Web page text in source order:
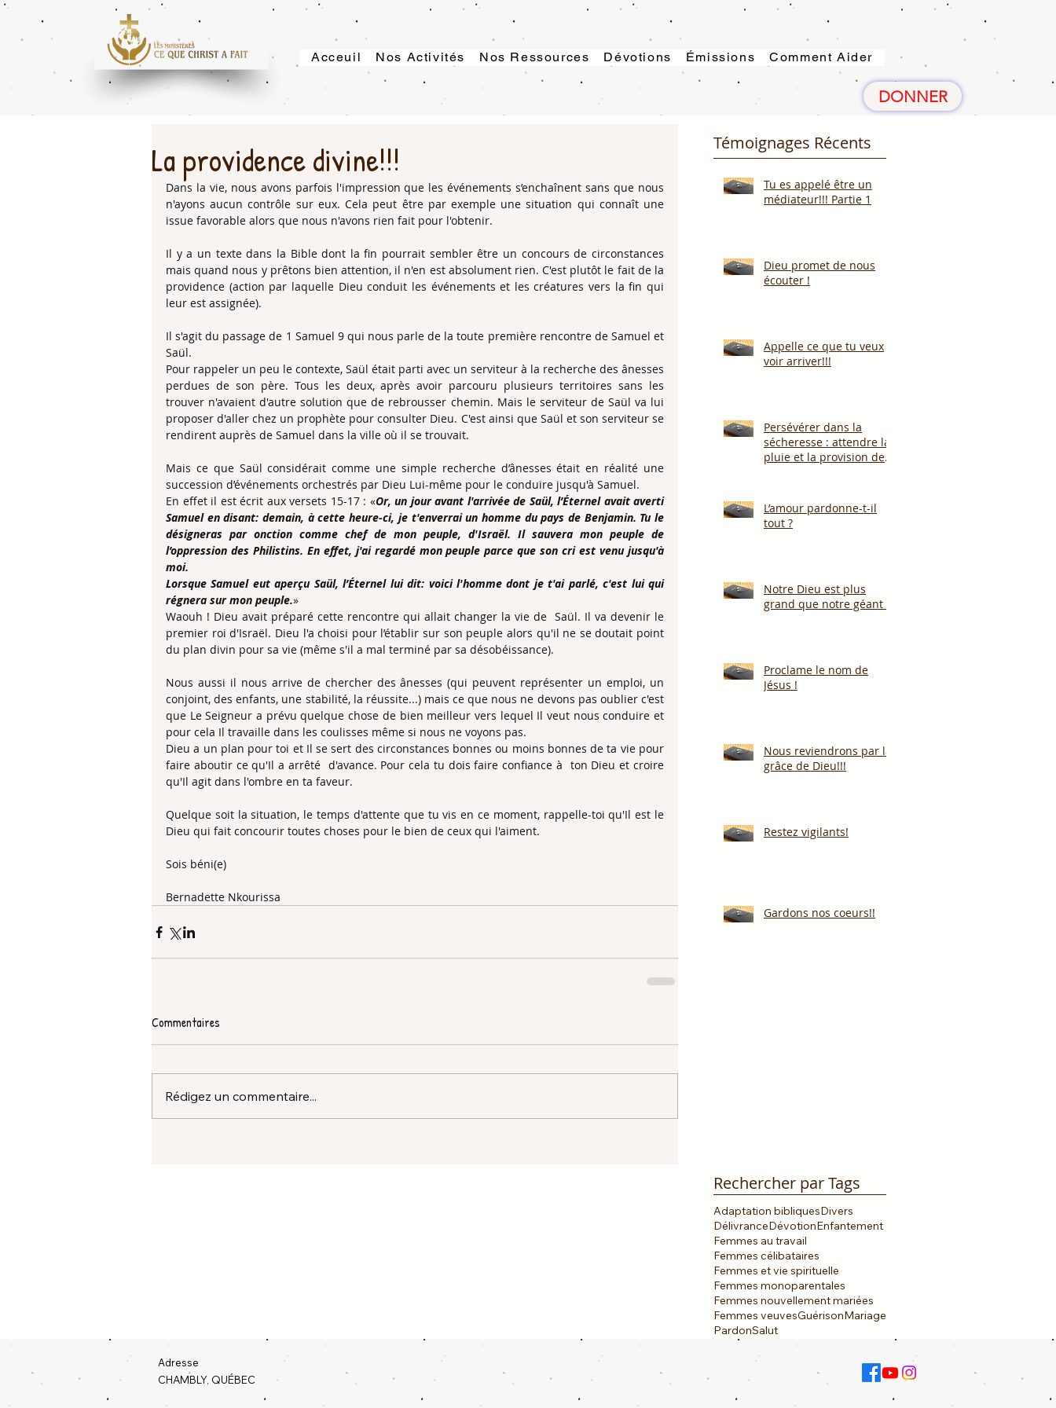
Acceuil Nos Activités Nos Ressources Dévotions Émissions Comment Aider
DONNER
La providence divine!!!
Dans la vie, nous avons parfois l'impression que les événements s’enchaînent sans que nous
n'ayons aucun contrôle sur eux. Cela peut être par exemple une situation qui connaît une
issue favorable alors que nous n'avons rien fait pour l'obtenir.
Il y a un texte dans la Bible dont la fin pourrait sembler être un concours de circonstances
mais quand nous y prêtons bien attention, il n'en est absolument rien. C'est plutôt le fait de la
providence (action par laquelle Dieu conduit les événements et les créatures vers la fin qui
leur est assignée).
Il s'agit du passage de 1 Samuel 9 qui nous parle de la toute première rencontre de Samuel et
Saül.
Pour rappeler un peu le contexte, Saül était parti avec un serviteur à la recherche des ânesses
perdues de son père. Tous les deux, après avoir parcouru plusieurs territoires sans les
trouver n'avaient d'autre solution que de rebrousser chemin. Mais le serviteur de Saül va lui
proposer d'aller chez un prophète pour consulter Dieu. C'est ainsi que Saül et son serviteur se
rendirent auprès de Samuel dans la ville où il se trouvait.
Mais ce que Saül considérait comme une simple recherche d’ânesses était en réalité une
succession d’événements orchestrés par Dieu Lui-même pour le conduire jusqu'à Samuel.
En effet il est écrit aux versets 15-17 : «Or, un jour avant l'arrivée de Saül, l’Éternel avait averti
Samuel en disant: demain, à cette heure-ci, je t'enverrai un homme du pays de Benjamin. Tu le
désigneras par onction comme chef de mon peuple, d'Israël. Il sauvera mon peuple de
l’oppression des Philistins. En effet, j'ai regardé mon peuple parce que son cri est venu jusqu'à
moi.
Lorsque Samuel eut aperçu Saül, l’Éternel lui dit: voici l'homme dont je t'ai parlé, c'est lui qui
régnera sur mon peuple.»
Waouh ! Dieu avait préparé cette rencontre qui allait changer la vie de  Saül. Il va devenir le
premier roi d'Israël. Dieu l'a choisi pour l’établir sur son peuple alors qu'il ne se doutait point
du plan divin pour sa vie (même s'il a mal terminé par sa désobéissance).
Nous aussi il nous arrive de chercher des ânesses (qui peuvent représenter un emploi, un
conjoint, des enfants, une stabilité, la réussite...) mais ce que nous ne devons pas oublier c'est
que Le Seigneur a prévu quelque chose de bien meilleur vers lequel Il veut nous conduire et
pour cela Il travaille dans les coulisses même si nous ne voyons pas.
Dieu a un plan pour toi et Il se sert des circonstances bonnes ou moins bonnes de ta vie pour
faire aboutir ce qu'Il a arrêté  d'avance. Pour cela tu dois faire confiance à  ton Dieu et croire
qu'Il agit dans l'ombre en ta faveur.
Quelque soit la situation, le temps d'attente que tu vis en ce moment, rappelle-toi qu'Il est le
Dieu qui fait concourir toutes choses pour le bien de ceux qui l'aiment.
Sois béni(e)
Bernadette Nkourissa
Commentaires
Rédigez un commentaire...
Témoignages Récents
Tu es appelé être un
médiateur!!! Partie 1
Dieu promet de nous
écouter !
Appelle ce que tu veux
voir arriver!!!
Persévérer dans la
sécheresse : attendre la
pluie et la provision de
L’amour pardonne-t-il
tout ?
Notre Dieu est plus
grand que notre géant !
Proclame le nom de
Jésus !
Nous reviendrons par la
grâce de Dieu!!!
Restez vigilants!
Gardons nos coeurs!!
Rechercher par Tags
Adaptation bibliquesDivers
DélivranceDévotionEnfantement
Femmes au travail
Femmes célibataires
Femmes et vie spirituelle
Femmes monoparentales
Femmes nouvellement mariées
Femmes veuvesGuérisonMariage
PardonSalut
Adresse
CHAMBLY, QUÉBEC